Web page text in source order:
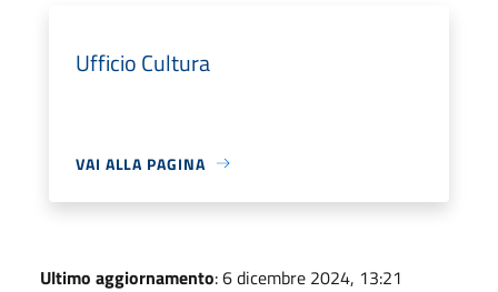
Ufficio Cultura
VAI ALLA PAGINA
Ultimo aggiornamento: 6 dicembre 2024, 13:21